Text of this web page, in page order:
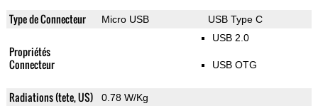
Type de Connecteur Micro USB USB Type C
Propriétés
Connecteur
USB 2.0
USB OTG
Radiations (tete, US) 0.78 W/Kg